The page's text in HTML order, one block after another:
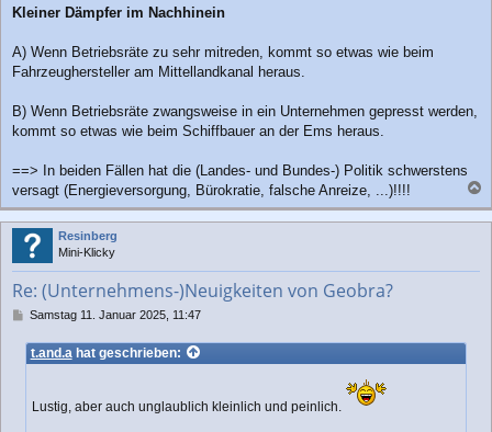
Kleiner Dämpfer im Nachhinein
A) Wenn Betriebsräte zu sehr mitreden, kommt so etwas wie beim
Fahrzeughersteller am Mittellandkanal heraus.
B) Wenn Betriebsräte zwangsweise in ein Unternehmen gepresst werden,
kommt so etwas wie beim Schiffbauer an der Ems heraus.
==> In beiden Fällen hat die (Landes- und Bundes-) Politik schwerstens
versagt (Energieversorgung, Bürokratie, falsche Anreize, ...)!!!!
a
c
Resinberg
Mini-Klicky
Re: (Unternehmens-)Neuigkeiten von Geobra?
B
i
t
Samstag 11. Januar 2025, 11:47
t.and.a hat geschrieben:
Lustig, aber auch unglaublich kleinlich und peinlich.